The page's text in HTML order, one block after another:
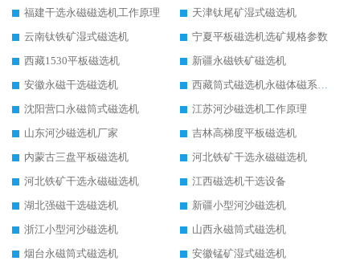
福建干选永磁磁选机工作原理
天津钛尾矿湿式磁选机
云南钛铁矿湿式磁选机
宁夏平板磁选机选矿规格参数
西藏1530平板磁选机
新疆永磁铁矿磁选机
安徽永磁干选磁选机
西藏筒式磁选机永磁体磁系设计
沈阳营口永磁筒式磁选机
江苏河沙磁选机工作原理
山东河沙磁选机厂家
吉林高梯度平板磁选机
内蒙古三盘平板磁选机
河北铁矿干选永磁磁选机
河北铁矿干选永磁磁选机
江西磁选机干选设备
湖北强磁干选磁选机
新疆小型河沙磁选机
浙江小型河沙磁选机
山西永磁筒式磁选机
烟台永磁筒式磁选机
安徽锰矿湿式磁选机